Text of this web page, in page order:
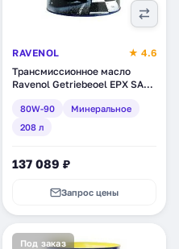
RAVENOL
★ 4.6
Трансмиссионное масло
Ravenol Getriebeoel EPX SAE
208 л (1223205-208)
80W-90
Минеральное
208 л
137 089 ₽
Запрос цены
Под заказ